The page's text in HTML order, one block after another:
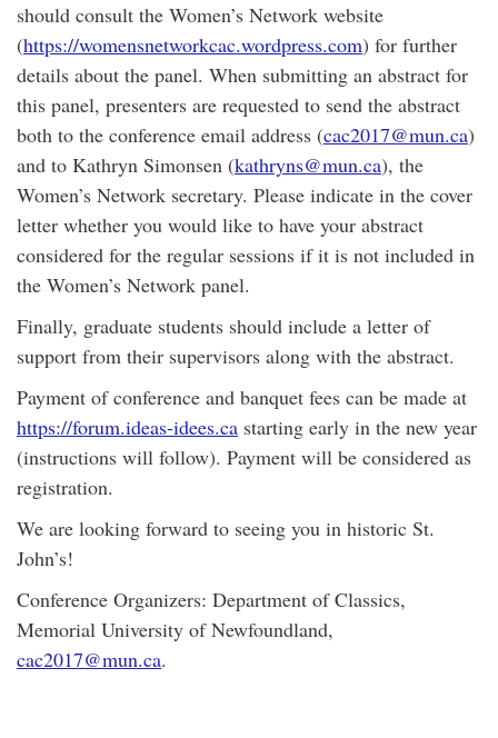
should consult the Women’s Network website
(https://womensnetworkcac.wordpress.com) for further
details about the panel. When submitting an abstract for
this panel, presenters are requested to send the abstract
both to the conference email address (cac2017@mun.ca)
and to Kathryn Simonsen (kathryns@mun.ca), the
Women’s Network secretary. Please indicate in the cover
letter whether you would like to have your abstract
considered for the regular sessions if it is not included in
the Women’s Network panel.
Finally, graduate students should include a letter of
support from their supervisors along with the abstract.
Payment of conference and banquet fees can be made at
https://forum.ideas-idees.ca starting early in the new year
(instructions will follow). Payment will be considered as
registration.
We are looking forward to seeing you in historic St.
John’s!
Conference Organizers: Department of Classics,
Memorial University of Newfoundland,
cac2017@mun.ca.